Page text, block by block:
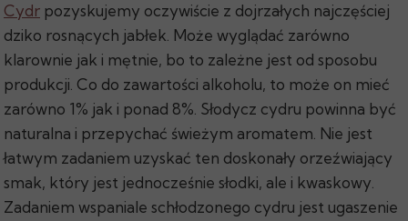
Cydr pozyskujemy oczywiście z dojrzałych najczęściej
dziko rosnących jabłek. Może wyglądać zarówno
klarownie jak i mętnie, bo to zależne jest od sposobu
produkcji. Co do zawartości alkoholu, to może on mieć
zarówno 1% jak i ponad 8%. Słodycz cydru powinna być
naturalna i przepychać świeżym aromatem. Nie jest
łatwym zadaniem uzyskać ten doskonały orzeźwiający
smak, który jest jednocześnie słodki, ale i kwaskowy.
Zadaniem wspaniale schłodzonego cydru jest ugaszenie